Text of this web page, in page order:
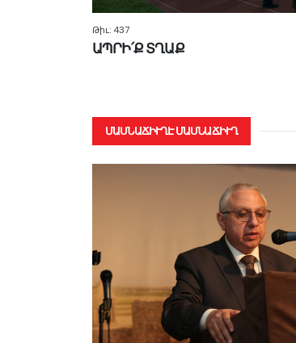
Թիւ: 437
ԱՊՐԻ՛Ք ՏՂԱՔ
ՄԱՍՆԱՃԻՒՂԷ ՄԱՍՆԱՃԻՒՂ